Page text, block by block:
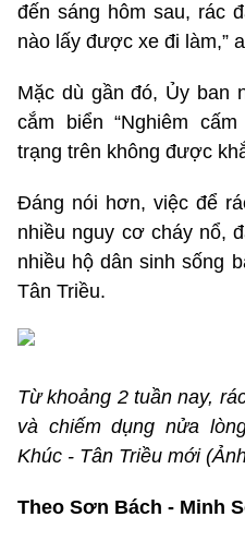
đến sáng hôm sau, rác
nào lấy được xe đi làm,”
Mặc dù gần đó, Ủy ban
cắm biển “Nghiêm
trạng trên không được
Đáng nói hơn, việc để
nhiều nguy cơ cháy nổ,
nhiều hộ dân sinh sống
Tân Triều.
Từ khoảng 2 tuần nay,
và chiếm dụng nửa
Khúc - Tân Triều mới
Theo Sơn Bách - Minh